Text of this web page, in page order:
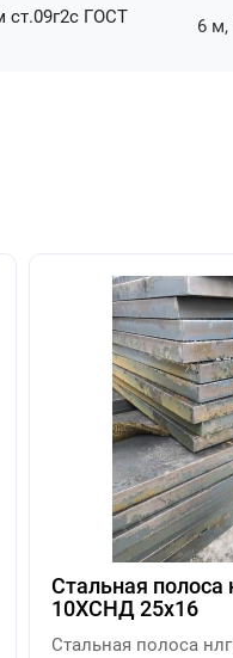
ст.09г2с ГОСТ
6 м,
Стальная полоса
10ХСНД 25х16
Стальная полоса